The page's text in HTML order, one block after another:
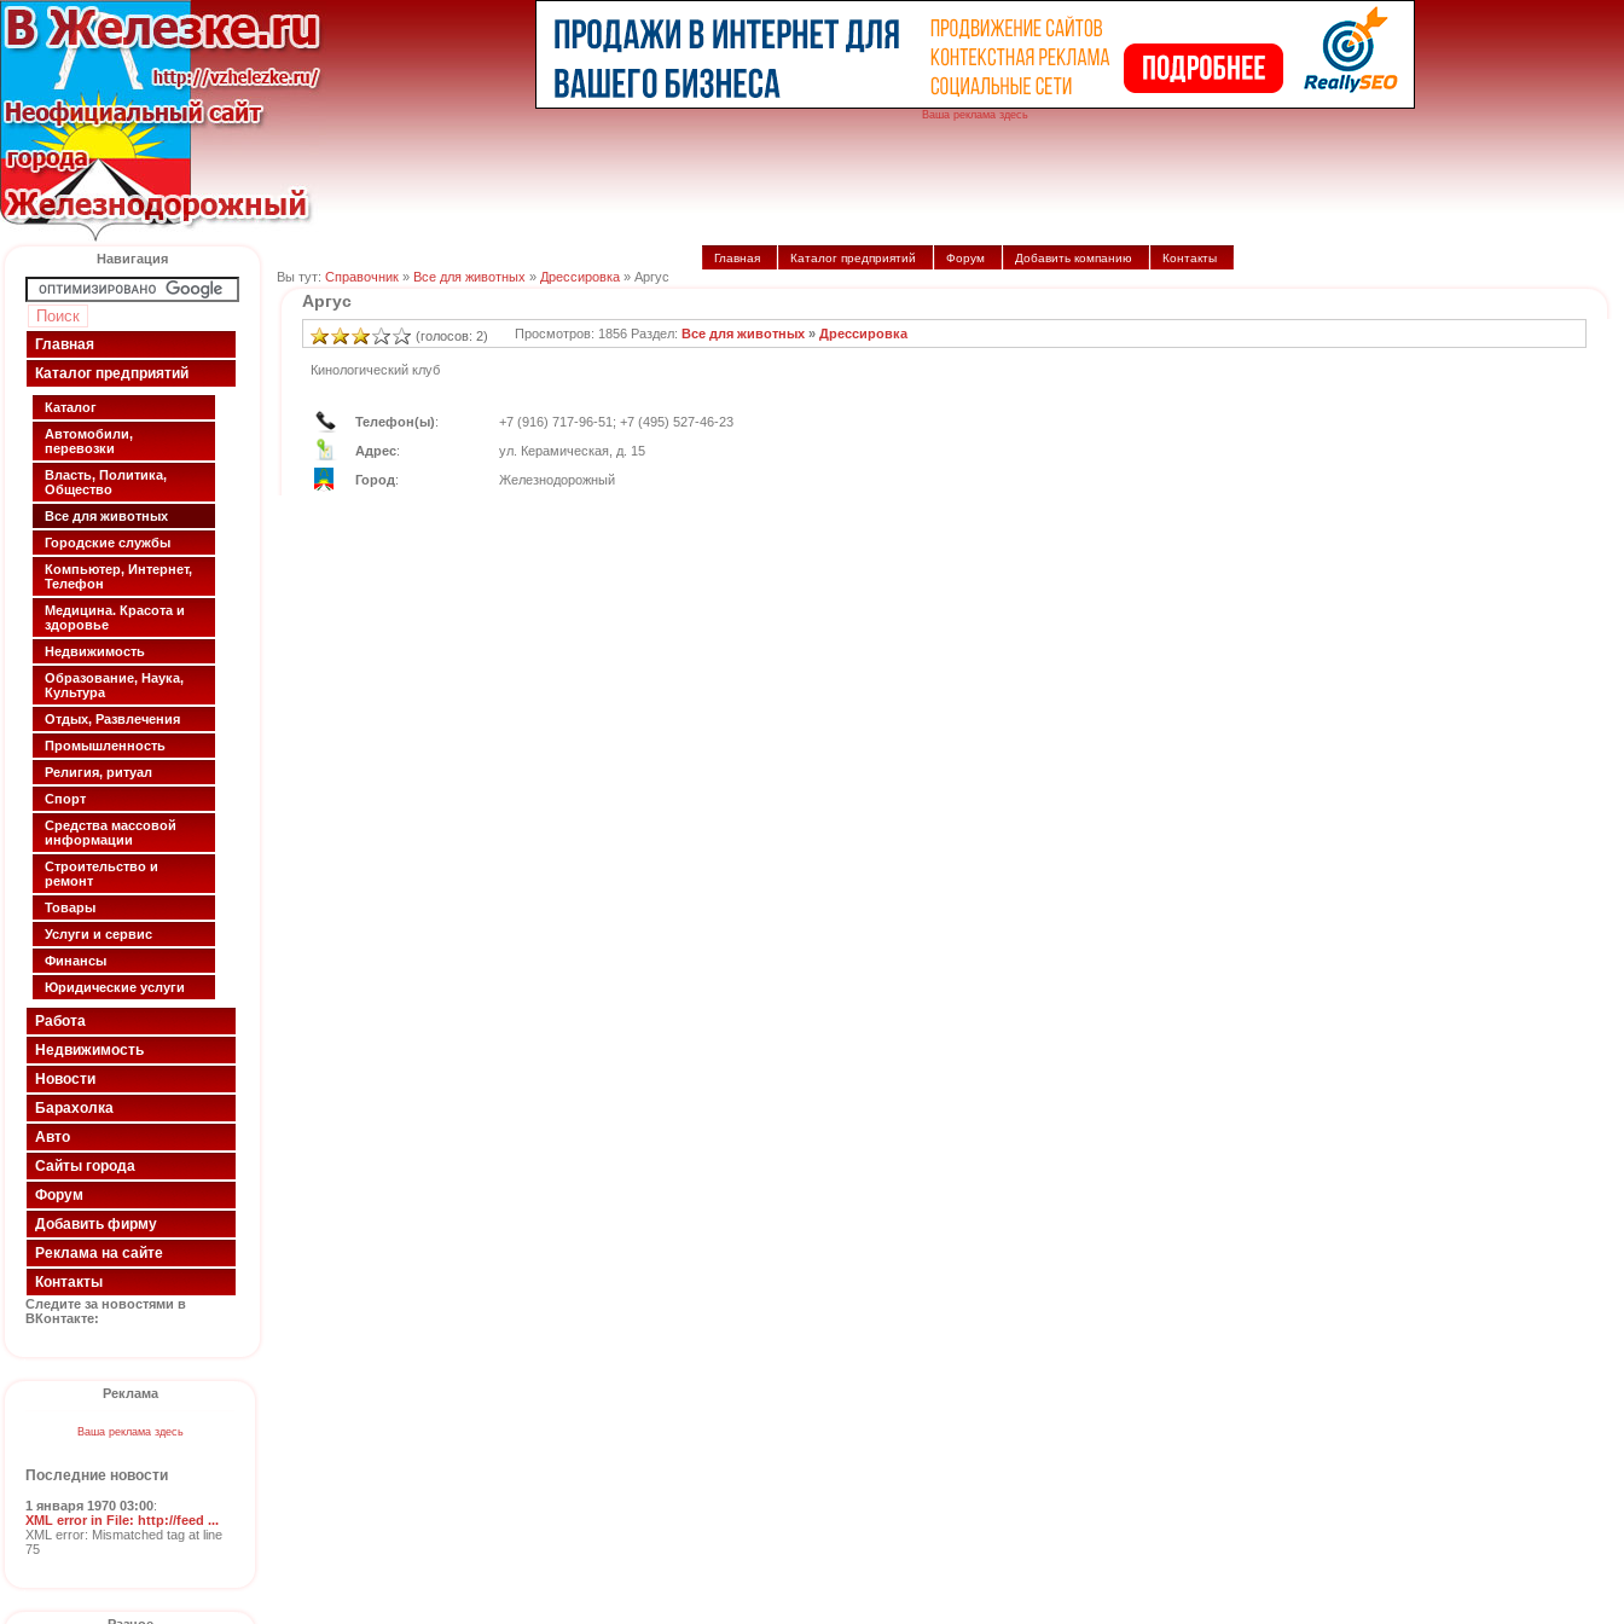
Ваша реклама здесь
Навигация
Главная
Каталог предприятий
Каталог
Автомобили,
перевозки
Власть, Политика,
Общество
Все для животных
Городские службы
Компьютер, Интернет,
Телефон
Медицина. Красота и
здоровье
Недвижимость
Образование, Наука,
Культура
Отдых, Развлечения
Промышленность
Религия, ритуал
Спорт
Средства массовой
информации
Строительство и
ремонт
Товары
Услуги и сервис
Финансы
Юридические услуги
Работа
Недвижимость
Новости
Барахолка
Авто
Сайты города
Форум
Добавить фирму
Реклама на сайте
Контакты
Следите за новостями в
ВКонтакте:
Реклама
Ваша реклама здесь
Последние новости
1 января 1970 03:00:
XML error in File: http://feed ...
XML error: Mismatched tag at line
75
Главная Каталог предприятий Форум Добавить компанию Контакты
Вы тут: Справочник » Все для животных » Дрессировка » Аргус
Аргус
(голосов: 2) Просмотров: 1856 Раздел: Все для животных » Дрессировка
Кинологический клуб
Телефон(ы):
+7 (916) 717-96-51; +7 (495) 527-46-23
Адрес:
ул. Керамическая, д. 15
Город: Железнодорожный